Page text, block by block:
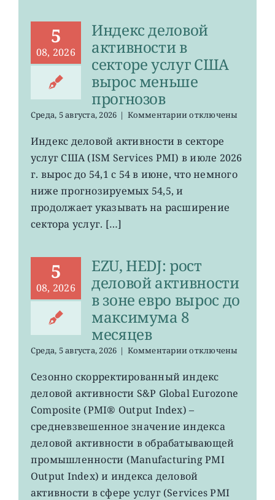
5
08, 2026
Индекс деловой
активности в
секторе услуг США
вырос меньше
прогнозов
Среда, 5 августа, 2026 | Комментариик
Индекс
деловой
активности
в
США
отключены
Индекс деловой активности в секторе
услуг США (ISM Services PMI) в июле 2026
г. вырос до 54,1 с 54 в июне, что немного
ниже прогнозируемых 54,5, и
продолжает указывать на расширение
сектора услуг. […]
5
08, 2026
EZU, HEDJ: рост
деловой активности
в зоне евро вырос до
максимума 8
месяцев
Среда, 5 августа, 2026 | Комментариик
EZU,
HEDJ:
рост
деловой
в
зоне
евро
вырос
до
максимума
отключены
Сезонно скорректированный индекс
деловой активности S&P Global Eurozone
Composite (PMI® Output Index) –
средневзвешенное значение индекса
деловой активности в обрабатывающей
промышленности (Manufacturing PMI
Output Index) и индекса деловой
активности в сфере услуг (Services PMI